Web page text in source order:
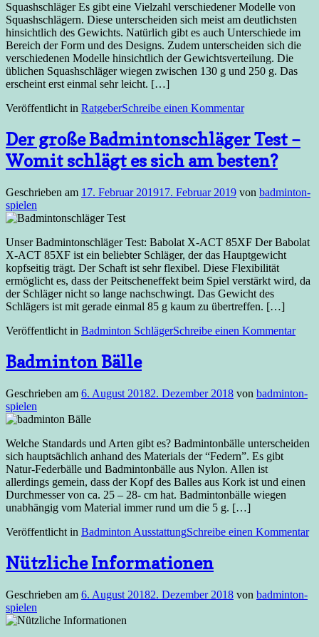
Squashschläger Es gibt eine Vielzahl verschiedener Modelle von
Squashschlägern. Diese unterscheiden sich meist am deutlichsten
hinsichtlich des Gewichts. Natürlich gibt es auch Unterschiede im
Bereich der Form und des Designs. Zudem unterscheiden sich die
verschiedenen Modelle hinsichtlich der Gewichtsverteilung. Die
üblichen Squashschläger wiegen zwischen 130 g und 250 g. Das
erscheint erst einmal sehr leicht. […]
Veröffentlicht in RatgeberSchreibe einen Kommentar
Der große Badmintonschläger Test –
Womit schlägt es sich am besten?
Geschrieben am 17. Februar 201917. Februar 2019 von badminton-
spielen
Unser Badmintonschläger Test: Babolat X-ACT 85XF Der Babolat
X-ACT 85XF ist ein beliebter Schläger, der das Hauptgewicht
kopfseitig trägt. Der Schaft ist sehr flexibel. Diese Flexibilität
ermöglicht es, dass der Peitscheneffekt beim Spiel verstärkt wird, da
der Schläger nicht so lange nachschwingt. Das Gewicht des
Schlägers ist mit gerade einmal 85 g kaum zu übertreffen. […]
Veröffentlicht in Badminton SchlägerSchreibe einen Kommentar
Badminton Bälle
Geschrieben am 6. August 20182. Dezember 2018 von badminton-
spielen
Welche Standards und Arten gibt es? Badmintonbälle unterscheiden
sich hauptsächlich anhand des Materials der “Federn”. Es gibt
Natur-Federbälle und Badmintonbälle aus Nylon. Allen ist
allerdings gemein, dass der Kopf des Balles aus Kork ist und einen
Durchmesser von ca. 25 – 28- cm hat. Badmintonbälle wiegen
unabhängig vom Material immer rund um die 5 g. […]
Veröffentlicht in Badminton AusstattungSchreibe einen Kommentar
Nützliche Informationen
Geschrieben am 6. August 20182. Dezember 2018 von badminton-
spielen